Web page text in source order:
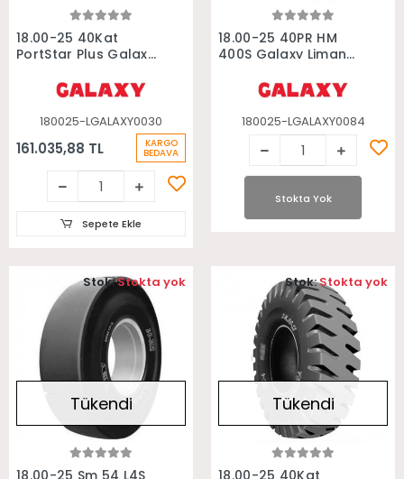
Sepete Ekle
18.00-25 40Kat
PortStar Plus Galaxy
180025-LGALAXY0030
161.035,88 TL KARGO
BEDAVA
Sepete Ekle
Stokta Yok
18.00-25 40PR HM
400S Galaxy Liman
180025-LGALAXY0084
Stokta Yok
Stokta Yok
Tükendi
18.00-25 Sm 54 L4S
Stok:Stokta yok
Stokta Yok
Tükendi
18.00-25 40Kat
Stok:Stokta yok